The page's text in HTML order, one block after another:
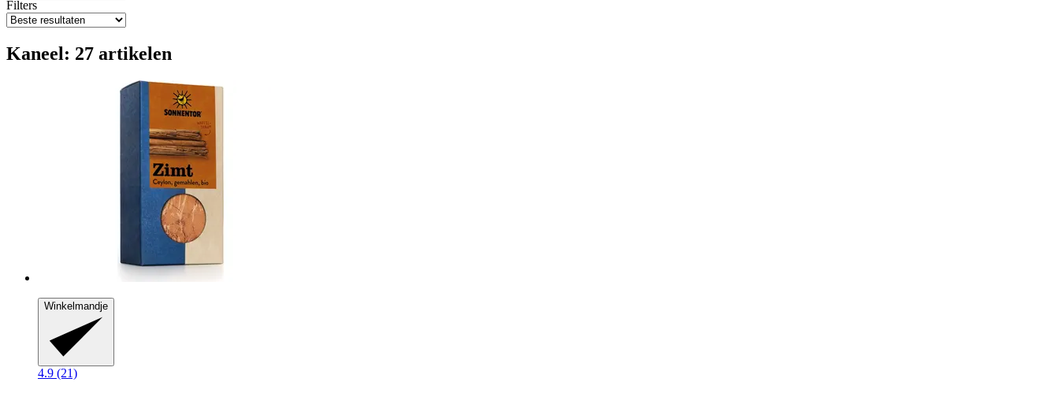
Filters
Kaneel: 27 artikelen
Winkelmandje
4.9 (21)